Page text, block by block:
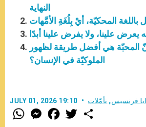
النهاية
باللغة المحكيّة، أيْ بِلُغَةِ الأمَّهات
يعرض علينا، ولا يفرض علينا أبدًا
المحبّة هي أفضل طريقة لظهور
الملوكيّة في الإنسان؟
JULY 01, 2026 19:10 فرنسيس, تأمّلات
W
h
M
e
F
a w